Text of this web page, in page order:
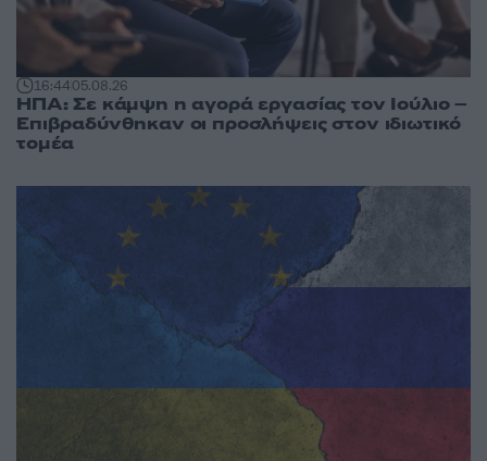
16:4405.08.26
ΗΠΑ: Σε κάμψη η αγορά εργασίας τον Ιούλιο –
Επιβραδύνθηκαν οι προσλήψεις στον ιδιωτικό
τομέα